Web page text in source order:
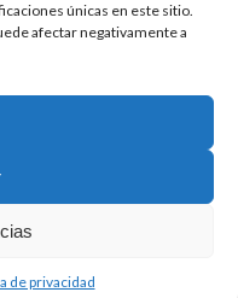
únicas en este sitio.
afectar negativamente a
de privacidad